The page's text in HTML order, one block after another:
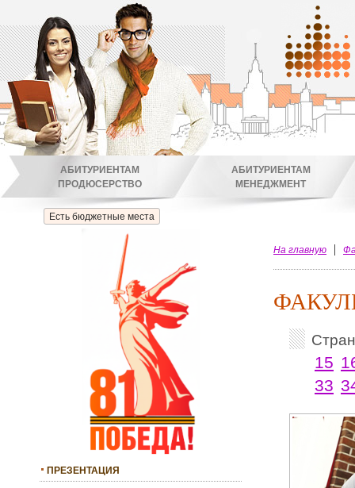
Есть бюджетные места
АБИТУРИЕНТАМ
ПРОДЮСЕРСТВО
АБИТУРИЕНТАМ
МЕНЕДЖМЕНТ
ПРЕЗЕНТАЦИЯ
На главную
15
33